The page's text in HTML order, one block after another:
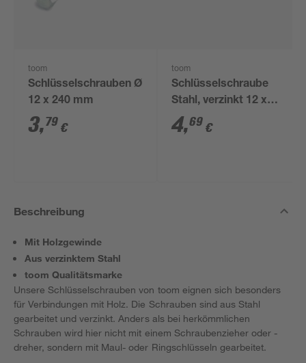
toom
Schlüsselschrauben Ø
12 x 240 mm
3,79 €
toom
Schlüsselschraube
Stahl, verzinkt 12 x
300 mm
4,69 €
Beschreibung
Mit Holzgewinde
Aus verzinktem Stahl
toom Qualitätsmarke
Unsere Schlüsselschrauben von toom eignen sich besonders
für Verbindungen mit Holz. Die Schrauben sind aus Stahl
gearbeitet und verzinkt. Anders als bei herkömmlichen
Schrauben wird hier nicht mit einem Schraubenzieher oder -
dreher, sondern mit Maul- oder Ringschlüsseln gearbeitet.